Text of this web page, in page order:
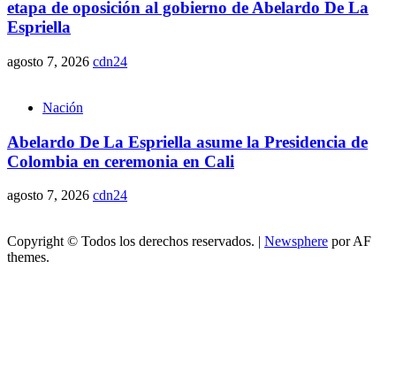
etapa de oposición al gobierno de Abelardo De La
Espriella
agosto 7, 2026 cdn24
Nación
Abelardo De La Espriella asume la Presidencia de
Colombia en ceremonia en Cali
agosto 7, 2026 cdn24
Copyright © Todos los derechos reservados. | Newsphere por AF
themes.